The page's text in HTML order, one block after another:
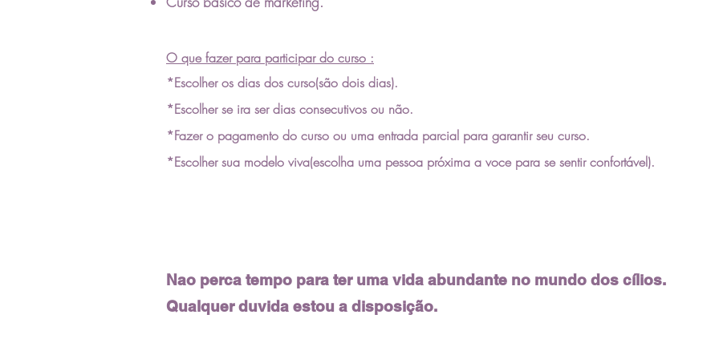
O que fazer para participar do curso :
*Escolher os dias dos curso(são dois dias).
*Escolher se ira ser dias consecutivos ou não.
*Fazer o pagamento do curso ou uma entrada parcial para garantirseu curso.
*Escolher sua modelo viva(escolha uma pessoa próxima a voce para se sentirconfortável).
Nao perca tempo para ter uma vida abundante no mundo dos cílios.
Qualquer duvida estou a disposição.